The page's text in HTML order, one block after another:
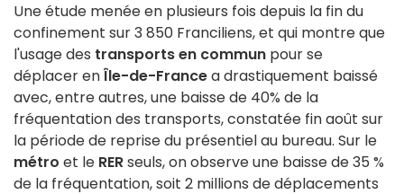
Une étude menée en plusieurs fois depuis la fin du
confinement sur 3 850 Franciliens, et qui montre que
l'usage des transports en commun pour se
déplacer enÎle-de-Francea drastiquement baissé
avec, entre autres, une baisse de 40% de la
fréquentation des transports, constatée fin août sur
la période de reprise du présentiel au bureau. Sur le
métro et le RERseuls, on observe une baisse de 35 %
de la fréquentation, soit 2 millions de déplacements